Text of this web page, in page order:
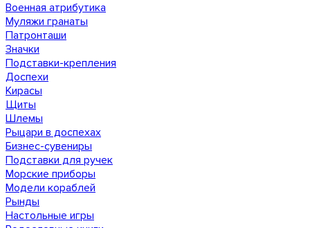
Военная атрибутика
Муляжи гранаты
Патронташи
Значки
Подставки-крепления
Доспехи
Кирасы
Щиты
Шлемы
Рыцари в доспехах
Бизнес-сувениры
Подставки для ручек
Морские приборы
Модели кораблей
Рынды
Настольные игры